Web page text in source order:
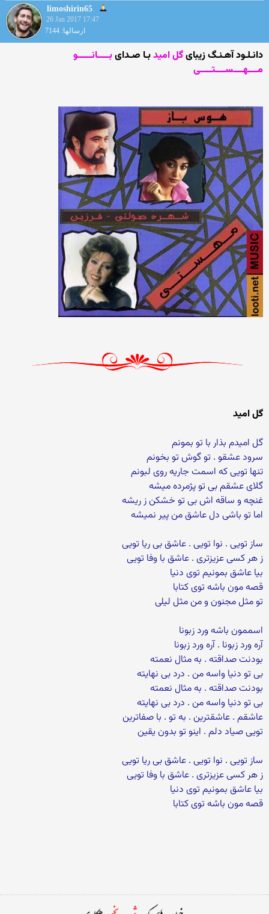
limoshirin65
26 Jan 2017 17:47
ارسالها: 7144
دانـلـود آهـنـگ زیبایگل امیدبـا صـدایبـــــانــــــو
مــــهــــســــتـــــی
گل امید
گل امیدم بذار با تو بمونم
سرود عشقو . تو گوش تو بخونم
تنها تویی که اسمت جاریه روی لبونم
گلای عشقم بی تو پژمرده میشه
غنچه و ساقه اش بی تو خشکن ز ریشه
اما تو باشی دل عاشق من پیر نمیشه
ساز تویی . نوا تویی . عاشق بی ریا تویی
ز هر کسی عزیزتری . عاشق با وفا تویی
بیا عاشق بمونیم توی دنیا
قصه مون باشه توی کتابا
تو مثل مجنون و من مثل لیلی
اسممون باشه ورد زبونا
آره ورد زبونا . آره ورد زبونا
بودنت صداقته . به مثال نعمته
بی تو دنیا واسه من . درد بی نهایته
بودنت صداقته . به مثال نعمته
بی تو دنیا واسه من . درد بی نهایته
عاشقم . عاشقترین . به تو . با صفاترین
تویی صیاد دلم . اینو تو بدون یقین
ساز تویی . نوا تویی . عاشق بی ریا تویی
ز هر کسی عزیزتری . عاشق با وفا تویی
بیا عاشق بمونیم توی دنیا
قصه مون باشه توی کتابا